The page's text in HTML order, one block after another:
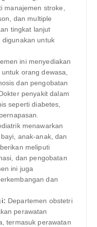
manajemen stroke,
dan multiple
tingkat lanjut
digunakan untuk
ini menyediakan
orang dewasa,
dan pengobatan
penyakit dalam
seperti diabetes,
menawarkan
anak-anak, dan
meliputi
dan pengobatan
ini juga
dan
Departemen obstetri
perawatan
termasuk perawatan